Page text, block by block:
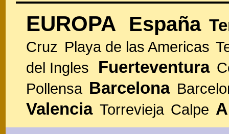
EUROPA España
Cruz Playa de las Americas
del Ingles
Fuerteventura
Pollensa Barcelona
Valencia Torrevieja Calpe